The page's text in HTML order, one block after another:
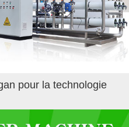
pour la technologie